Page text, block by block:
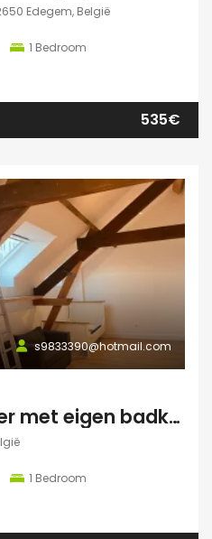
Edegem, België
1 Bedroom
535€
s9833390@hotmail.com
Ruime nette kamer met eigen badkamer en veel lichtinval
1 Bedroom